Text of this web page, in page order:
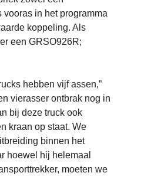
vooras in het programma
koppeling. Als
een GRSO926R;
hebben vijf assen,”
vierasser ontbrak nog in
bij deze truck ook
kraan op staat. We
binnen het
hoewel hij helemaal
moeten we